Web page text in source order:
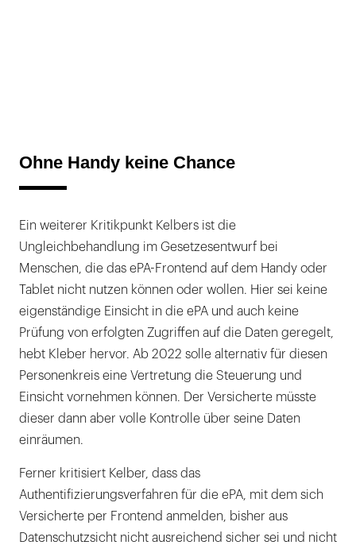
Ohne Handy keine Chance
Ein weiterer Kritikpunkt Kelbers ist die
Ungleichbehandlung im Gesetzesentwurf bei
Menschen, die das ePA-Frontend auf dem Handy oder
Tablet nicht nutzen können oder wollen. Hier sei keine
eigenständige Einsicht in die ePA und auch keine
Prüfung von erfolgten Zugriffen auf die Daten geregelt,
hebt Kleber hervor. Ab 2022 solle alternativ für diesen
Personenkreis eine Vertretung die Steuerung und
Einsicht vornehmen können. Der Versicherte müsste
dieser dann aber volle Kontrolle über seine Daten
einräumen.
Ferner kritisiert Kelber, dass das
Authentifizierungsverfahren für die ePA, mit dem sich
Versicherte per Frontend anmelden, bisher aus
Datenschutzsicht nicht ausreichend sicher sei und nicht